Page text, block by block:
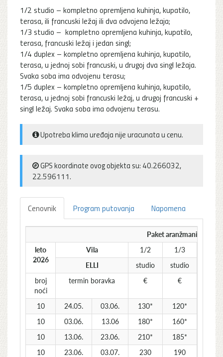
1/2 studio – kompletno opremljena kuhinja, kupatilo,
terasa, ili francuski ležaj ili dva odvojena ležaja;
1/3 studio – kompletno opremljena kuhinja, kupatilo,
terasa, francuski ležaj i jedan singl;
1/4 duplex – kompletno opremljena kuhinja, kupatilo,
terasa, u jednoj sobi francuski, u drugoj dva singl ležaja.
Svaka soba ima odvojenu terasu;
1/5 duplex – kompletno opremljena kuhinja, kupatilo,
terasa, u jednoj sobi francuski ležaj, u drugoj francuski +
singl ležaj. Svaka soba ima odvojenu terasu.
Upotreba klima uređaja nije uracunata u cenu.
GPS koordinate ovog objekta su: 40.266032,
22.596111.
Cenovnik Program putovanja Napomena
Paket aranžmani
leto
2026
Vila 1/2 1/3
1/4
ELLI
studio studio
studio
broj
noći
termin boravka € € €
10 24.05. 03.06. 130* 120*
110*
10
03.06. 13.06 180* 160*
145*
10
13.06. 23.06. 210* 185*
10
23.06. 03.07. 230 190
175